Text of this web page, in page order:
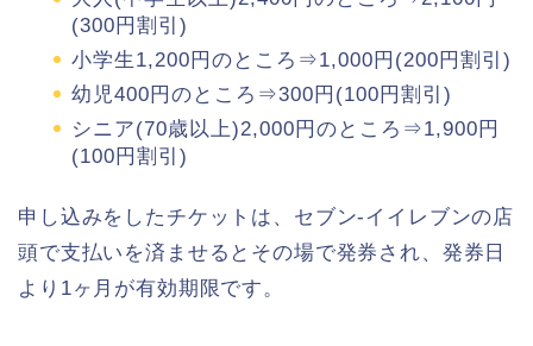
(300円割引)
小学生1,200円のところ⇒1,000円(200円割引)
幼児400円のところ⇒300円(100円割引)
シニア(70歳以上)2,000円のところ⇒1,900円
(100円割引)
申し込みをしたチケットは、セブン-イイレブンの店
頭で支払いを済ませるとその場で発券され、発券日
より1ヶ月が有効期限です。